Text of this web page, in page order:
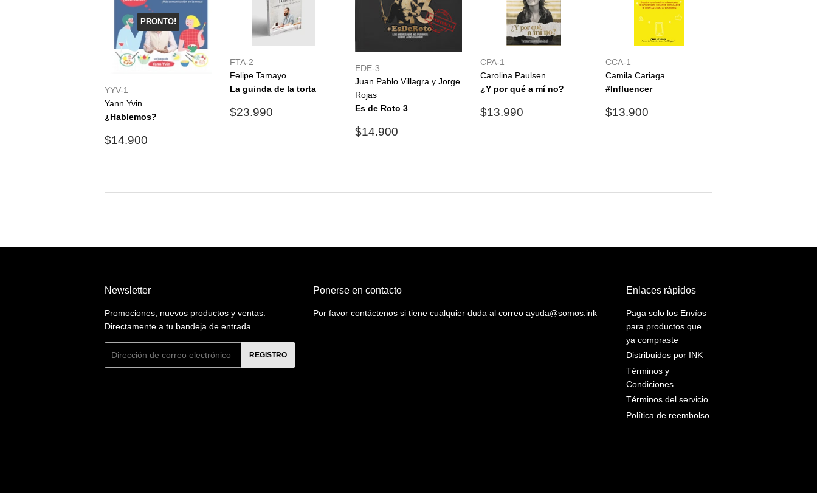
PRONTO!
YYV-1
Yann Yvin
¿Hablemos?
Precio
$14.900
FTA-2
Felipe Tamayo
La guinda de la torta
Precio
$23.990
EDE-3
Juan Pablo Villagra y Jorge
Rojas
Es de Roto 3
Precio
$14.900
CPA-1
Carolina Paulsen
¿Y por qué a mí no?
Precio
$13.990
CCA-1
Camila Cariaga
#Influencer
Precio
$13.900
Newsletter
Promociones, nuevos productos y ventas.
Directamente a tu bandeja de entrada.
REGISTRO
Ponerse en contacto
Por favor contáctenos si tiene cualquier duda al correo ayuda@somos.ink
Enlaces rápidos
Paga solo los Envíos
para productos que
ya compraste
Distribuidos por INK
Términos y
Condiciones
Términos del servicio
Política de reembolso